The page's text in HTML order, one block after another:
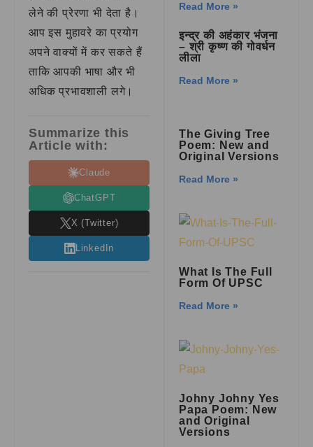
लेने की प्रेरणा भी देता है।
आप इस मुहावरे का प्रयोग
अपने वाक्यों में कर सकते हैं
ताकि आपकी भाषा और भी
अधिक प्रभावशाली लगे।
Summarize this
Article with:
Claude
ChatGPT
X (Twitter)
LinkedIn
Read More »
इन्द्र की अहंकार भंजना
– श्री कृष्ण की गोवर्धन
लीला
Read More »
The Giving Tree
Poem: New and
Original Versions
Read More »
What Is The Full
Form Of UPSC
Read More »
Johny Johny Yes
Papa Poem: New
and Original
Versions